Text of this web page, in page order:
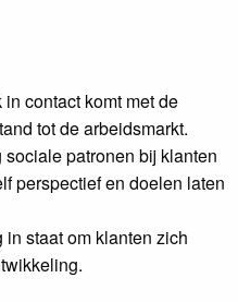
contact komt met de
tot de arbeidsmarkt.
patronen bij klanten
perspectief en doelen laten
staat om klanten zich